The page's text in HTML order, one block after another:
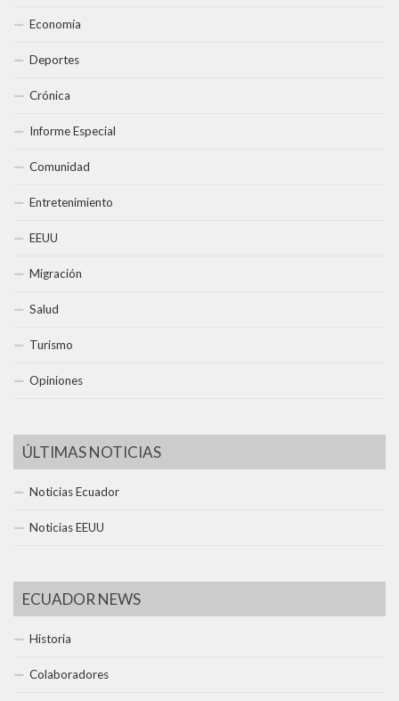
Economía
Deportes
Crónica
Informe Especial
Comunidad
Entretenimiento
EEUU
Migración
Salud
Turismo
Opiniones
ÚLTIMAS NOTICIAS
Noticias Ecuador
Noticias EEUU
ECUADOR NEWS
Historia
Colaboradores